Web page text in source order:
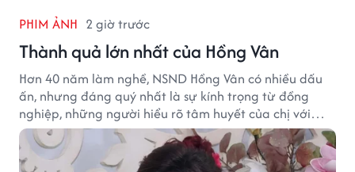
PHIM ẢNH 2 giờ trước
Thành quả lớn nhất của Hồng Vân
Hơn 40 năm làm nghề, NSND Hồng Vân có nhiều dấu
ấn, nhưng đáng quý nhất là sự kính trọng từ đồng
nghiệp, những người hiểu rõ tâm huyết của chị với
nghệ thuật.